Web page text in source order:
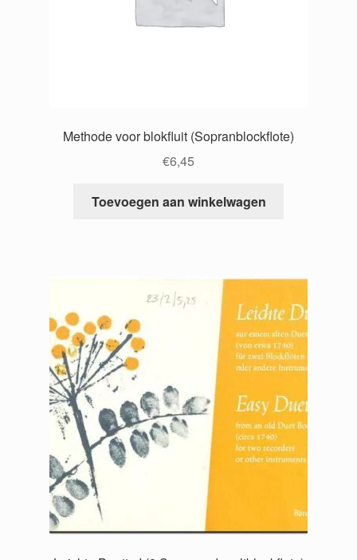
Methode voor blokfluit (Sopranblockflote)
€6,45
Toevoegen aan winkelwagen